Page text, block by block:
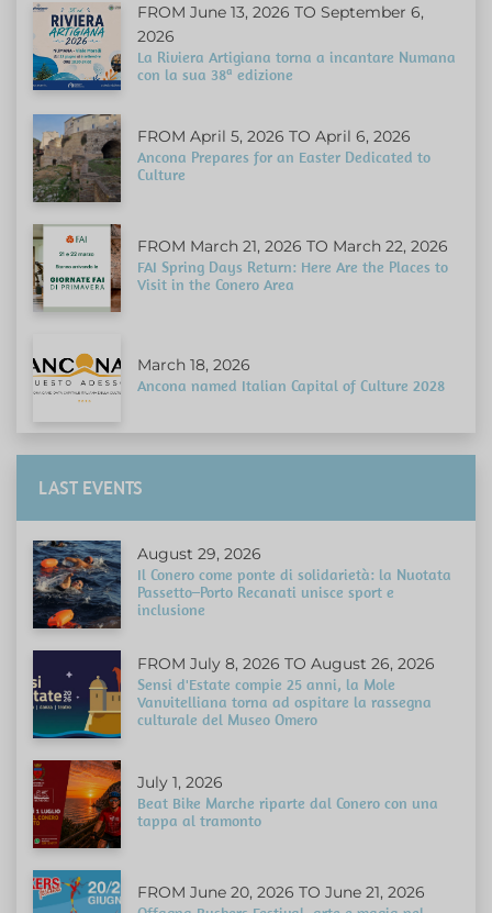
FROM June 13, 2026 TO September 6,
2026
La Riviera Artigiana torna a incantare Numana
con la sua 38ª edizione
FROM April 5, 2026 TO April 6, 2026
Ancona Prepares for an Easter Dedicated to
Culture
FROM March 21, 2026 TO March 22, 2026
FAI Spring Days Return: Here Are the Places to
Visit in the Conero Area
March 18, 2026
Ancona named Italian Capital of Culture 2028
LAST EVENTS
August 29, 2026
Il Conero come ponte di solidarietà: la Nuotata
Passetto–Porto Recanati unisce sport e
inclusione
FROM July 8, 2026 TO August 26, 2026
Sensi d'Estate compie 25 anni, la Mole
Vanvitelliana torna ad ospitare la rassegna
culturale del Museo Omero
July 1, 2026
Beat Bike Marche riparte dal Conero con una
tappa al tramonto
FROM June 20, 2026 TO June 21, 2026